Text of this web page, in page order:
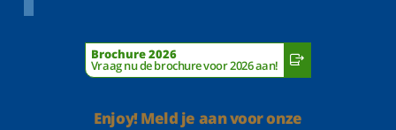
Brochure 2026
Vraag nu de brochure voor 2026 aan!
Enjoy! Meld je aan voor onze